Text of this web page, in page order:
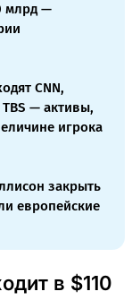
млрд —
CNN,
— активы,
игрока
закрыть
европейские
в $110